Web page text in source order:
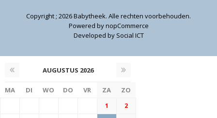
Copyright ; 2026 Babytheek. Alle rechten voorbehouden.
Powered bynopCommerce
Developed by Social ICT
AUGUSTUS 2026
MA DI WO DO VR ZA ZO
1
2